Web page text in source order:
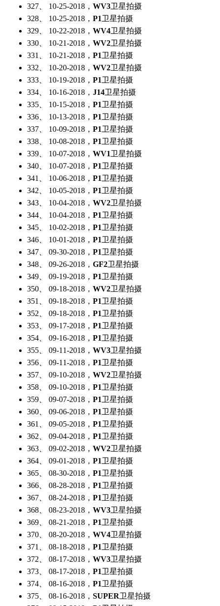
327、 10-25-2018， WV3卫星拍摄
328、 10-25-2018， P1卫星拍摄
329、 10-22-2018， WV4卫星拍摄
330、 10-21-2018， WV2卫星拍摄
331、 10-21-2018， P1卫星拍摄
332、 10-20-2018， WV2卫星拍摄
333、 10-19-2018， P1卫星拍摄
334、 10-16-2018， J14卫星拍摄
335、 10-15-2018， P1卫星拍摄
336、 10-13-2018， P1卫星拍摄
337、 10-09-2018， P1卫星拍摄
338、 10-08-2018， P1卫星拍摄
339、 10-07-2018， WV1卫星拍摄
340、 10-07-2018， P1卫星拍摄
341、 10-06-2018， P1卫星拍摄
342、 10-05-2018， P1卫星拍摄
343、 10-04-2018， WV2卫星拍摄
344、 10-04-2018， P1卫星拍摄
345、 10-02-2018， P1卫星拍摄
346、 10-01-2018， P1卫星拍摄
347、 09-30-2018， P1卫星拍摄
348、 09-26-2018， GF2卫星拍摄
349、 09-19-2018， P1卫星拍摄
350、 09-18-2018， WV2卫星拍摄
351、 09-18-2018， P1卫星拍摄
352、 09-18-2018， P1卫星拍摄
353、 09-17-2018， P1卫星拍摄
354、 09-16-2018， P1卫星拍摄
355、 09-11-2018， WV3卫星拍摄
356、 09-11-2018， P1卫星拍摄
357、 09-10-2018， WV2卫星拍摄
358、 09-10-2018， P1卫星拍摄
359、 09-07-2018， P1卫星拍摄
360、 09-06-2018， P1卫星拍摄
361、 09-05-2018， P1卫星拍摄
362、 09-04-2018， P1卫星拍摄
363、 09-02-2018， WV2卫星拍摄
364、 09-01-2018， P1卫星拍摄
365、 08-30-2018， P1卫星拍摄
366、 08-28-2018， P1卫星拍摄
367、 08-24-2018， P1卫星拍摄
368、 08-23-2018， WV3卫星拍摄
369、 08-21-2018， P1卫星拍摄
370、 08-20-2018， WV4卫星拍摄
371、 08-18-2018， P1卫星拍摄
372、 08-17-2018， WV3卫星拍摄
373、 08-17-2018， P1卫星拍摄
374、 08-16-2018， P1卫星拍摄
375、 08-16-2018， SUPER卫星拍摄